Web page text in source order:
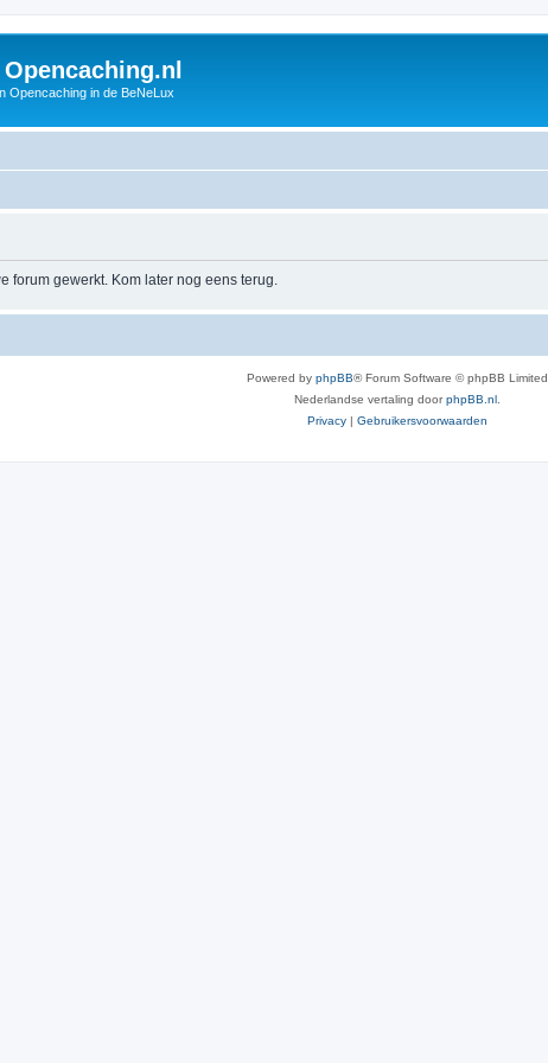
Opencaching in de BeNeLux
forum gewerkt. Kom later nog eens terug.
Powered by phpBB® Forum Software © phpBB Limited
Nederlandse vertaling doorphpBB.nl
Privacy | Gebruikersvoorwaarden